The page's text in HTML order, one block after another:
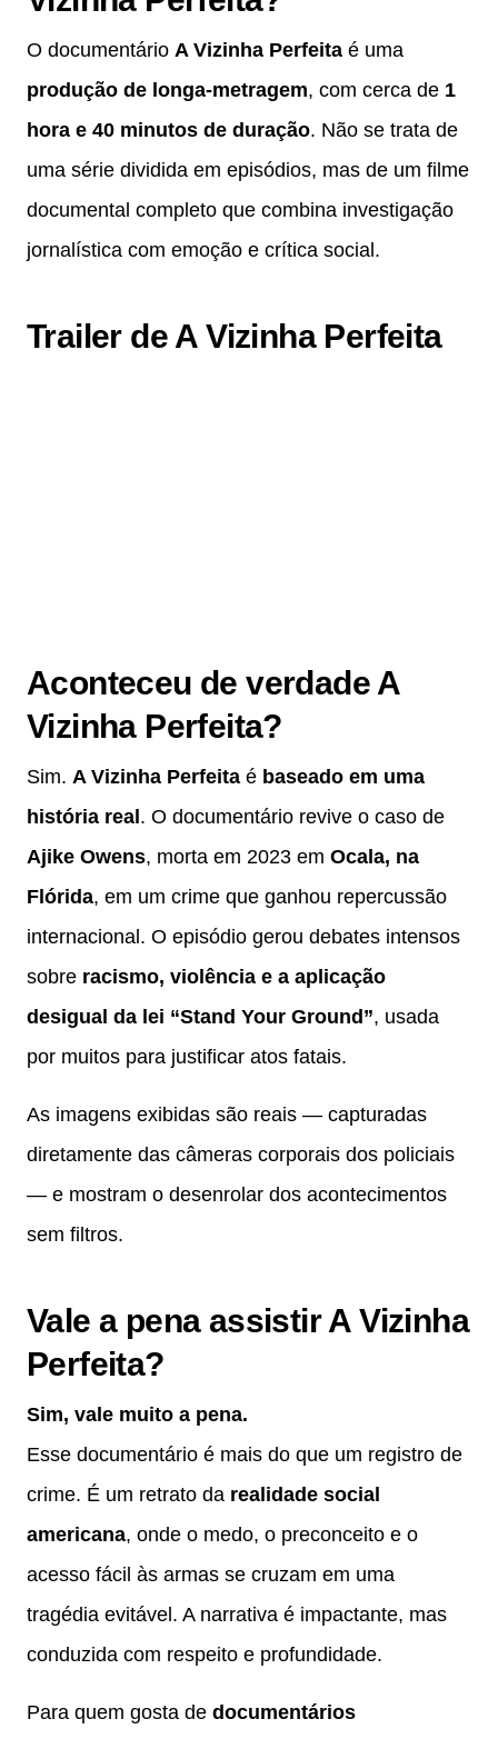
O documentário A Vizinha Perfeita é uma
produção de longa-metragem, com cerca de 1
hora e 40 minutos de duração. Não se trata de
uma série dividida em episódios, mas de um filme
documental completo que combina investigação
jornalística com emoção e crítica social.
Trailer de A Vizinha Perfeita
Aconteceu de verdade A
Vizinha Perfeita?
Sim. A Vizinha Perfeita é baseado em uma
história real. O documentário revive o caso de
Ajike Owens, morta em 2023 em Ocala, na
Flórida, em um crime que ganhou repercussão
internacional. O episódio gerou debates intensos
sobre racismo, violência e a aplicação
desigual da lei “Stand Your Ground”, usada
por muitos para justificar atos fatais.
As imagens exibidas são reais — capturadas
diretamente das câmeras corporais dos policiais
— e mostram o desenrolar dos acontecimentos
sem filtros.
Vale a pena assistir A Vizinha
Perfeita?
Sim, vale muito a pena.
Esse documentário é mais do que um registro de
crime. É um retrato da realidade social
americana, onde o medo, o preconceito e o
acesso fácil às armas se cruzam em uma
tragédia evitável. A narrativa é impactante, mas
conduzida com respeito e profundidade.
Para quem gosta de documentários